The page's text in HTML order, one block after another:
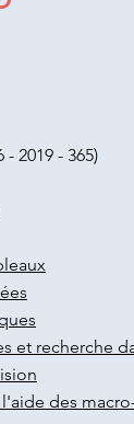
- 2019 - 365)
et recherche
des